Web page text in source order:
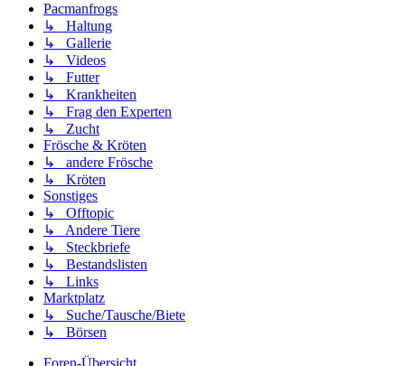
Pacmanfrogs
↳ Haltung
↳ Gallerie
↳ Videos
↳ Futter
↳ Krankheiten
↳ Frag den Experten
↳ Zucht
Frösche & Kröten
↳ andere Frösche
↳ Kröten
Sonstiges
↳ Offtopic
↳ Andere Tiere
↳ Steckbriefe
↳ Bestandslisten
↳ Links
Marktplatz
↳ Suche/Tausche/Biete
↳ Börsen